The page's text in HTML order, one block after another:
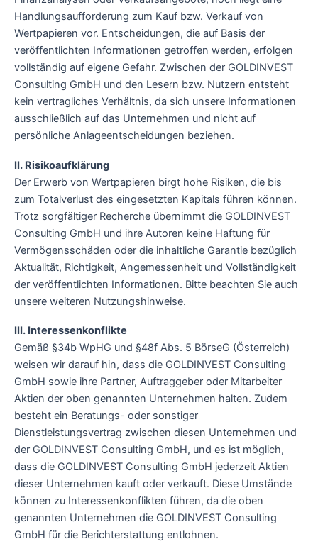
Handlungsaufforderung zum Kauf bzw. Verkauf von
Wertpapieren vor. Entscheidungen, die auf Basis der
veröffentlichten Informationen getroffen werden, erfolgen
vollständig auf eigene Gefahr. Zwischen der GOLDINVEST
Consulting GmbH und den Lesern bzw. Nutzern entsteht
kein vertragliches Verhältnis, da sich unsere Informationen
ausschließlich auf das Unternehmen und nicht auf
persönliche Anlageentscheidungen beziehen.
II. Risikoaufklärung
Der Erwerb von Wertpapieren birgt hohe Risiken, die bis
zum Totalverlust des eingesetzten Kapitals führen können.
Trotz sorgfältiger Recherche übernimmt die GOLDINVEST
Consulting GmbH und ihre Autoren keine Haftung für
Vermögensschäden oder die inhaltliche Garantie bezüglich
Aktualität, Richtigkeit, Angemessenheit und Vollständigkeit
der veröffentlichten Informationen. Bitte beachten Sie auch
unsere weiteren Nutzungshinweise.
III. Interessenkonflikte
Gemäß §34b WpHG und §48f Abs. 5 BörseG (Österreich)
weisen wir darauf hin, dass die GOLDINVEST Consulting
GmbH sowie ihre Partner, Auftraggeber oder Mitarbeiter
Aktien der oben genannten Unternehmen halten. Zudem
besteht ein Beratungs- oder sonstiger
Dienstleistungsvertrag zwischen diesen Unternehmen und
der GOLDINVEST Consulting GmbH, und es ist möglich,
dass die GOLDINVEST Consulting GmbH jederzeit Aktien
dieser Unternehmen kauft oder verkauft. Diese Umstände
können zu Interessenkonflikten führen, da die oben
genannten Unternehmen die GOLDINVEST Consulting
GmbH für die Berichterstattung entlohnen.